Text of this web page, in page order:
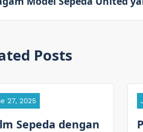
Posts
27, 2025
Sepeda dengan